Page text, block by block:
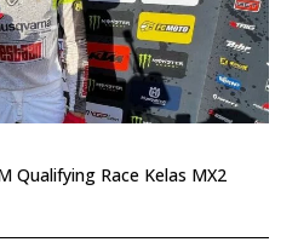
Qualifying Race Kelas MX2